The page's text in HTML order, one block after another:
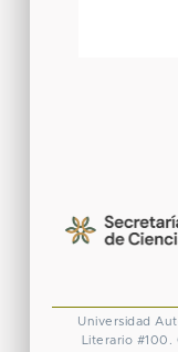
Universidad
Literario #100.